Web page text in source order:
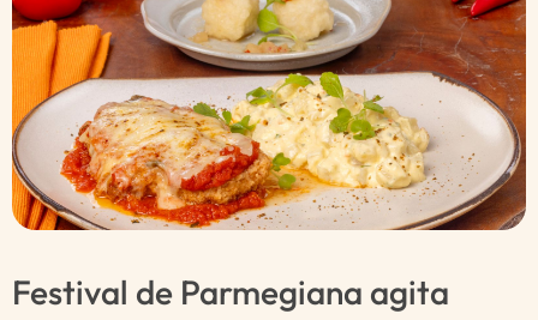
Festival de Parmegiana agita